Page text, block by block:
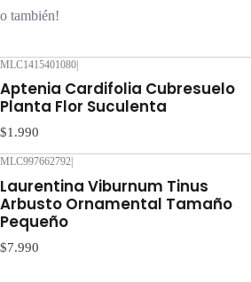
también!
MLC1415401080
Aptenia Cardifolia Cubresuelo
Planta Flor Suculenta
$1.990
MLC997662792
Laurentina Viburnum Tinus
Arbusto Ornamental Tamaño
Pequeño
$7.990